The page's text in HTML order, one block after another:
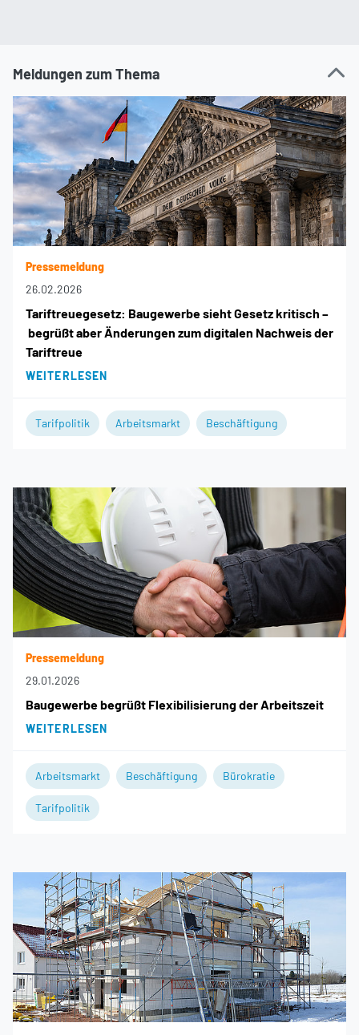
Meldungen zum Thema
Pressemeldung
26.02.2026
Tariftreuegesetz: Baugewerbe sieht Gesetz kritisch –
begrüßt aber Änderungen zum digitalen Nachweis der
Tariftreue
WEITERLESEN
Tarifpolitik Arbeitsmarkt Beschäftigung
Pressemeldung
29.01.2026
Baugewerbe begrüßt Flexibilisierung der Arbeitszeit
WEITERLESEN
Arbeitsmarkt Beschäftigung Bürokratie
Tarifpolitik